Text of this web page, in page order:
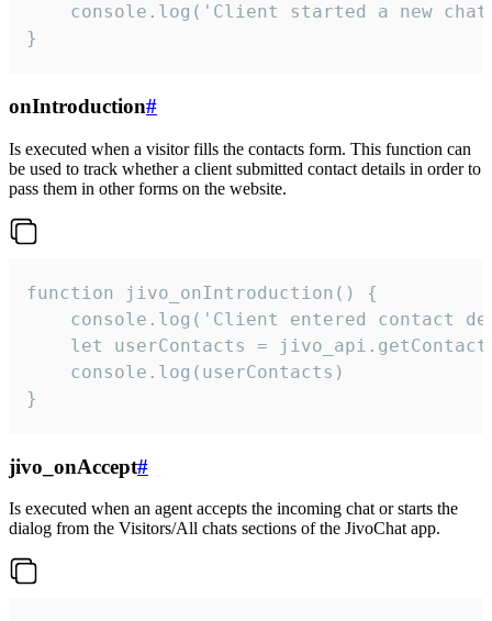
console.log('Client started a new
}
onIntroduction#
Is executed when a visitor fills the contacts form. This function can
be used to track whether a client submitted contact details in order to
pass them in other forms on the website.
function jivo_onIntroduction() {
console.log('Client entered contact
let userContacts =
    console.log(userContacts)
}
jivo_onAccept#
Is executed when an agent accepts the incoming chat or starts the
dialog from the Visitors/All chats sections of the JivoChat app.